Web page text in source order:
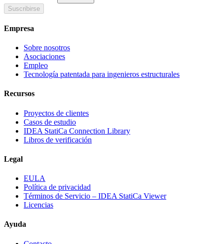
Suscribirse
Empresa
Sobre nosotros
Asociaciones
Empleo
Tecnología patentada para ingenieros estructurales
Recursos
Proyectos de clientes
Casos de estudio
IDEA StatiCa Connection Library
Libros de verificación
Legal
EULA
Política de privacidad
Términos de Servicio – IDEA StatiCa Viewer
Licencias
Ayuda